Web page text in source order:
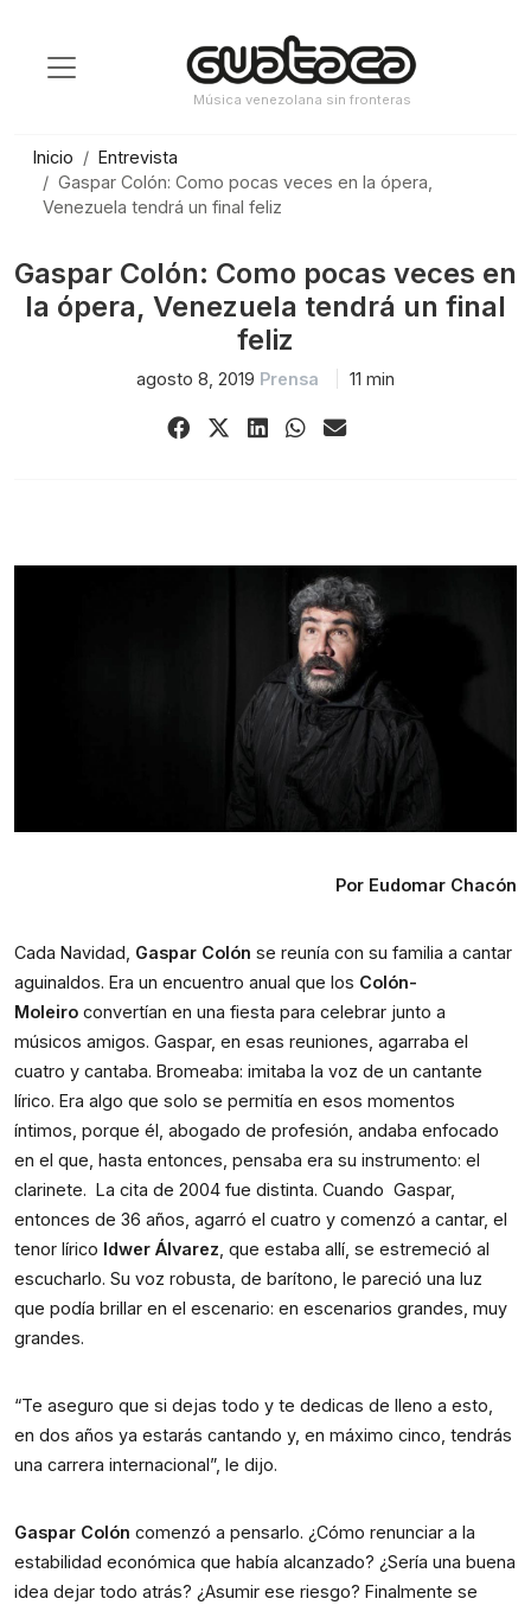
contenido
Música venezolana sin fronteras
Inicio
Entrevista
Gaspar Colón: Como pocas veces en la ópera,
Venezuela tendrá un final feliz
Gaspar Colón: Como pocas veces en
la ópera, Venezuela tendrá un final
feliz
agosto 8, 2019 Prensa 11 min
Share Share ShareShareShare
Por Eudomar Chacón
Cada Navidad, Gaspar Colón se reunía con su familia a cantar
aguinaldos. Era un encuentro anual que los Colón-
Moleiro convertían en una fiesta para celebrar junto a
músicos amigos. Gaspar, en esas reuniones, agarraba el
cuatro y cantaba. Bromeaba: imitaba la voz de un cantante
lírico. Era algo que solo se permitía en esos momentos
íntimos, porque él, abogado de profesión, andaba enfocado
en el que, hasta entonces, pensaba era su instrumento: el
clarinete.  La cita de 2004 fue distinta. Cuando  Gaspar,
entonces de 36 años, agarró el cuatro y comenzó a cantar, el
tenor lírico Idwer Álvarez , que estaba allí, se estremeció al
escucharlo. Su voz robusta, de barítono, le pareció una luz
que podía brillar en el escenario: en escenarios grandes, muy
grandes.
“Te aseguro que si dejas todo y te dedicas de lleno a esto,
en dos años ya estarás cantando y, en máximo cinco, tendrás
una carrera internacional”, le dijo.
Gaspar Colón comenzó a pensarlo. ¿Cómo renunciar a la
estabilidad económica que había alcanzado? ¿Sería una buena
idea dejar todo atrás? ¿Asumir ese riesgo? Finalmente se